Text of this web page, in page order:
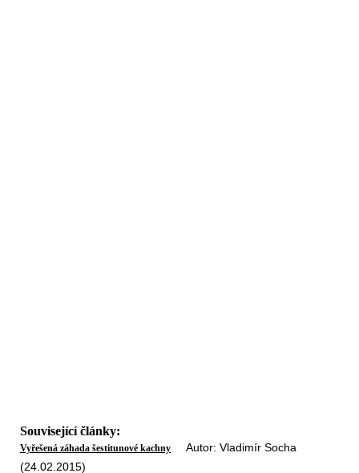
Související články:
Vyřešená záhada šestitunové kachny Autor: Vladimír Socha
(24.02.2015)